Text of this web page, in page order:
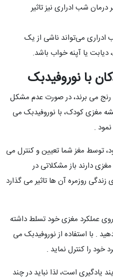
شب ادراری نیز تاثیر
ادراری می‌تواند ناشی از یک
دیابت یا آپنه خواب باشد.
با نوروفیدبک
می برند، در صورت عدم مشکل
مغزی کودک، با نوروفیدبک می
.
توسط مغز شما تعیین و کنترل می
دارند باز مشکلاتی در
روزمره آن ها تاثیر می گذارد
عملکرد مغزی خود تسلط داشته
. با استفاده از نوروفیدبک می
خود را کنترل نماید .
یادگیری است، لذا نباید در چند